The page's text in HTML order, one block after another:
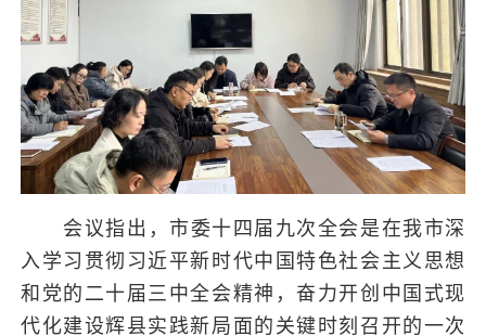
会议指出，市委十四届九次全会是在我市深
入学习贯彻习近平新时代中国特色社会主义思想
和党的二十届三中全会精神，奋力开创中国式现
代化建设辉县实践新局面的关键时刻召开的一次